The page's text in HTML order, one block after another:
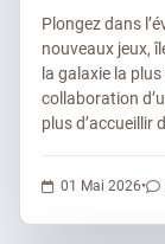
Plongez dans
nouveaux jeux,
la galaxie la
collaboration
plus d’accueillir
01 Mai 2026•0